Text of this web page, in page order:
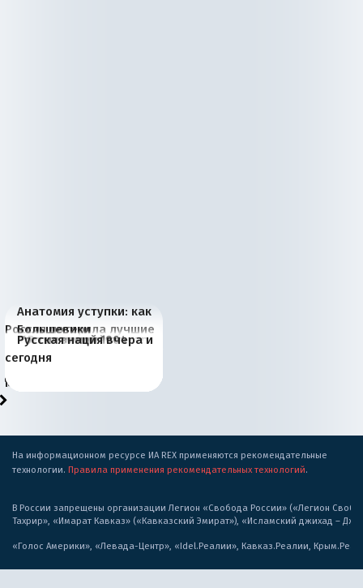
Июньская жара в
Европе и озоновые
дыры
Анатомия уступки: как
Россия потеряла лучшие
рыбопромысловые
районы Баренцева
моря
Большевики
отличаются от «Яблока»
тем, что они -
победители
Киевская марионетка
Запада рассказала о
«переобувании» хозяев
В России назрели
перемены: 15 шагов к
суверенной экономике
Миграционный пожар
Европы
Россия начинает
сбрасывать балласт
Анкориджа
Россия зимой 1904
года: первые уступки во
внутренней политике
Русская нация вчера и
сегодня
На информационном ресурсе ИА REX применяются рекомендательные
технологии. Правила применения рекомендательных технологий.
В России запрещены организации Легион «Свобода России» («Легион
Тахрир», «Имарат Кавказ» («Кавказский Эмират»), «Исламский джихад –
«Голос Америки», «Левада-Центр», «Idel.Реалии», Кавказ.Реалии,